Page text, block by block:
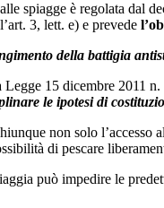
spiagge è regolata dal
3, lett. e) e prevede
della battigia
15 dicembre 2011
le ipotesi di
non solo
di pescare
può impedire le